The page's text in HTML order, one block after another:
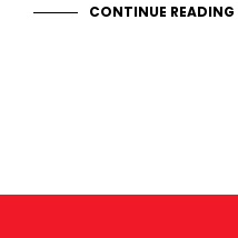
CONTINUE READING